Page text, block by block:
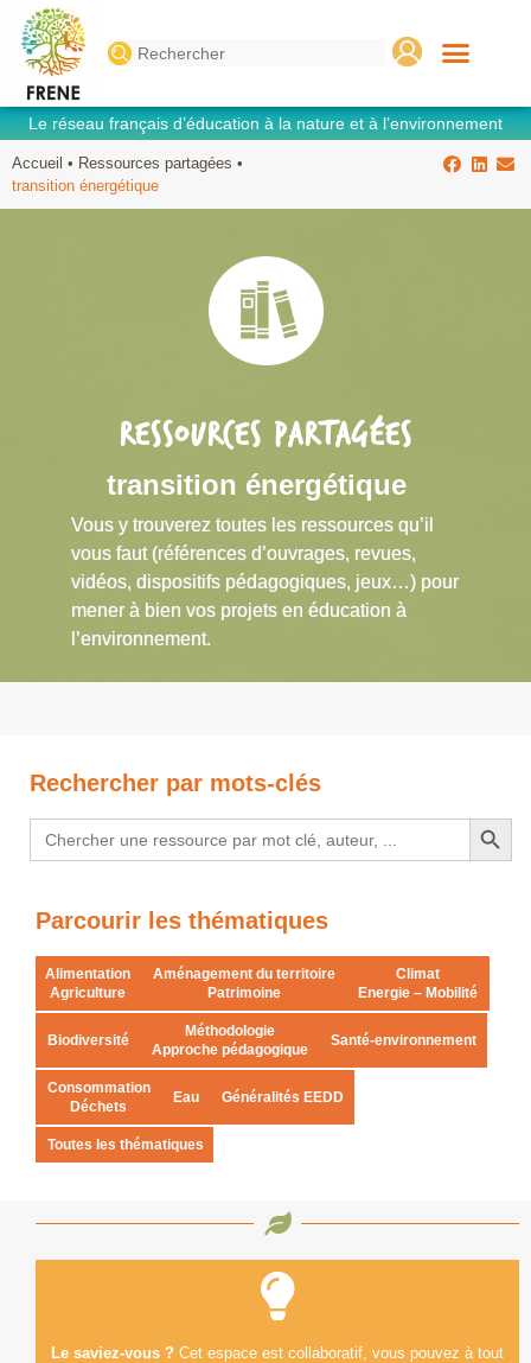
Search
for:
Le réseau français d’éducation à la nature et à l’environnement
Accueil • Ressources partagées •
transition énergétique
RESSOURCES PARTAGÉES
transition énergétique
Vous y trouverez toutes les ressources qu’il
vous faut (références d’ouvrages, revues,
vidéos, dispositifs pédagogiques, jeux…) pour
mener à bien vos projets en éducation à
l’environnement.
Rechercher par mots-clés
Search
for:
Search Button
Parcourir les thématiques
Alimentation
Agriculture
Aménagement du territoire
Patrimoine
Climat
Energie – Mobilité
Biodiversité
Méthodologie
Approche pédagogique
Santé-environnement
Consommation
Déchets
Eau Généralités EEDD
Toutes les thématiques
Le saviez-vous ? Cet espace est collaboratif, vous pouvez à tout